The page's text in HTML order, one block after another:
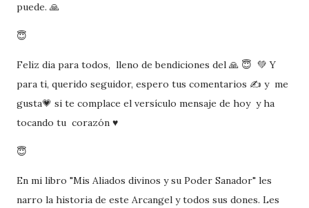
puede. 🙏
😇
Feliz dia para todos, lleno de bendiciones del 🙏 😇 💚 Y
para ti, querido seguidor, espero tus comentarios ✍ y me
gusta💗 si te complace el versículo mensaje de hoy y ha
tocando tu corazón ♥
😇
En mi libro "Mis Aliados divinos y su Poder Sanador" les
narro la historia de este Arcangel y todos sus dones. Les